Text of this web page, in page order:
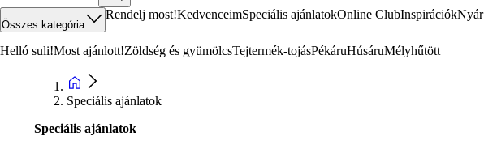
Összes kategória
Rendelj most!KedvenceimSpeciális ajánlatokOnline ClubInspirációkNyár
Helló suli!Most ajánlott!Zöldség és gyümölcsTejtermék-tojásPékáruHúsáruMélyhűtött
Speciális ajánlatok
Speciális ajánlatok